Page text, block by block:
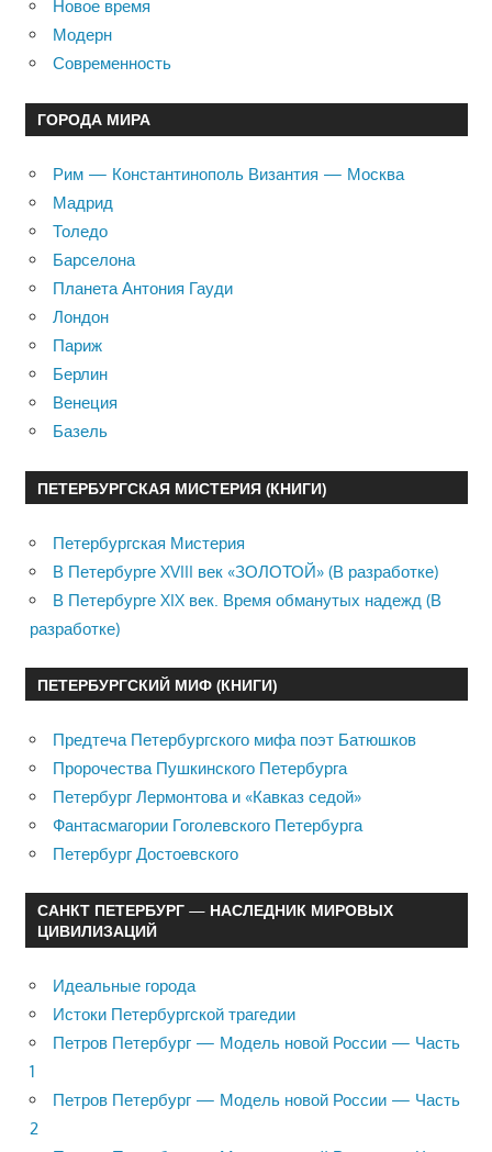
Новое время
Модерн
Современность
ГОРОДА МИРА
Рим — Константинополь Византия — Москва
Мадрид
Толедо
Барселона
Планета Антония Гауди
Лондон
Париж
Берлин
Венеция
Базель
ПЕТЕРБУРГСКАЯ МИСТЕРИЯ (КНИГИ)
Петербургская Мистерия
В Петербурге XVIII век «ЗОЛОТОЙ» (В разработке)
В Петербурге XIX век. Время обманутых надежд (В
разработке)
ПЕТЕРБУРГСКИЙ МИФ (КНИГИ)
Предтеча Петербургского мифа поэт Батюшков
Пророчества Пушкинского Петербурга
Петербург Лермонтова и «Кавказ седой»
Фантасмагории Гоголевского Петербурга
Петербург Достоевского
САНКТ ПЕТЕРБУРГ — НАСЛЕДНИК МИРОВЫХ
ЦИВИЛИЗАЦИЙ
Идеальные города
Истоки Петербургской трагедии
Петров Петербург — Модель новой России — Часть
1
Петров Петербург — Модель новой России — Часть
2